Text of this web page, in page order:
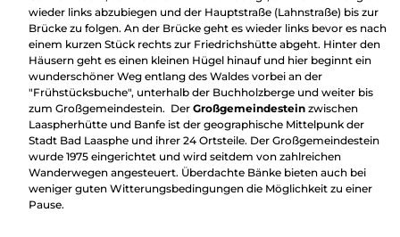
wieder links abzubiegen und der Hauptstraße (Lahnstraße) bis zur
Brücke zu folgen. An der Brücke geht es wieder links bevor es nach
einem kurzen Stück rechts zur Friedrichshütte abgeht. Hinter den
Häusern geht es einen kleinen Hügel hinauf und hier beginnt ein
wunderschöner Weg entlang des Waldes vorbei an der
"Frühstücksbuche", unterhalb der Buchholzberge und weiter bis
zum Großgemeindestein. Der Großgemeindestein zwischen
Laaspherhütte und Banfe ist der geographische Mittelpunk der
Stadt Bad Laasphe und ihrer 24 Ortsteile. Der Großgemeindestein
wurde 1975 eingerichtet und wird seitdem von zahlreichen
Wanderwegen angesteuert. Überdachte Bänke bieten auch bei
weniger guten Witterungsbedingungen die Möglichkeit zu einer
Pause.